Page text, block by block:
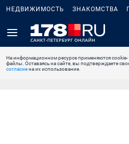
НЕДВИЖИМОСТЬ ЗНАКОМСТВА
На информационном ресурсе применяются cookie-
файлы. Оставаясь на сайте, вы подтверждаете
согласиена их использование.